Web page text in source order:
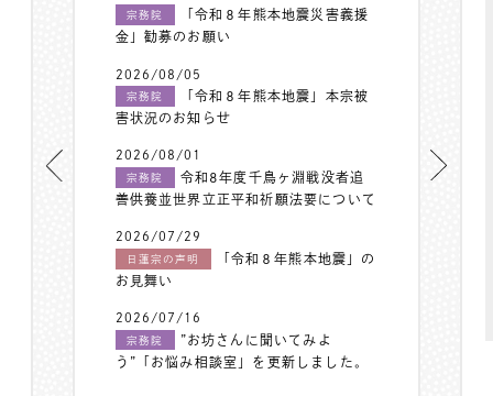
宗務院
「令和８年熊本地震災害義援
金」勧募のお願い
2026/08/05
宗務院
「令和８年熊本地震」本宗被
害状況のお知らせ
2026/08/01
宗務院
令和8年度千鳥ヶ淵戦没者追
善供養並世界立正平和祈願法要について
2026/07/29
日蓮宗の声明
「令和８年熊本地震」の
お見舞い
2026/07/16
宗務院
”お坊さんに聞いてみよ
う”「お悩み相談室」を更新しました。